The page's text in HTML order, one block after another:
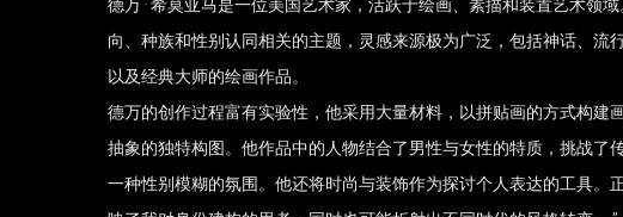
向、种族和性别认同相关的主题，灵感来源极为广泛，包括神话、流
以及经典大师的绘画作品。
德万的创作过程富有实验性，他采用大量材料，以拼贴画的方式构建
抽象的独特构图。他作品中的人物结合了男性与女性的特质，挑战了
一种性别模糊的氛围。他还将时尚与装饰作为探讨个人表达的工具。